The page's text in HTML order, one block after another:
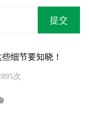
细节要知晓！
次